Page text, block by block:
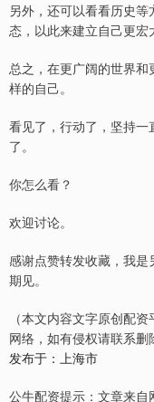
另外，还可以看看历史
态，以此来建立自己更宏
总之，在更广阔的世界
样的自己。
看见了，行动了，坚持
了。
你怎么看？
欢迎讨论。
感谢点赞转发收藏，我
期见。
（本文内容文字原创配
网络，如有侵权请联系删
发布于：上海市
公牛配资提示：文章来自